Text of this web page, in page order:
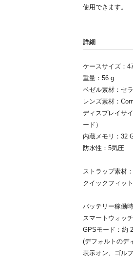
使用できます。
詳細
ケースサイズ：
重量：56 g
ベゼル素材：セ
レンズ素材：
ディスプレイサ
ード）
内蔵メモリ：32
防水性：5気圧
ストラップ素材
クイックフィッ
バッテリー稼働時
スマートウォッ
GPSモード：約
(デフォルトのデ
表示オン、ゴル